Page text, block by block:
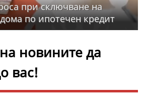
при сключване на
по ипотечен кредит
новините да
вас!